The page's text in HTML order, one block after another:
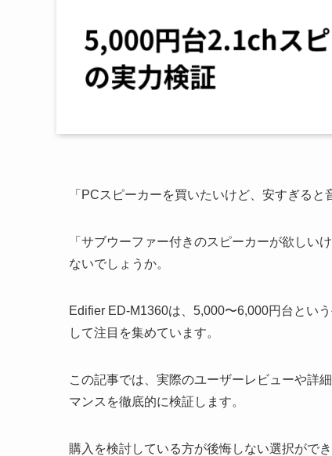
「PCスピーカーを買いたいけど、安すぎると
「サブウーファー付きのスピーカーが欲し
ないでしょうか。
Edifier ED-M1360は、5,000〜6,000円台とい
して注目を集めています。
この記事では、実際のユーザーレビューや詳
マンスを徹底的に検証します。
購入を検討している方が後悔しない選択がで